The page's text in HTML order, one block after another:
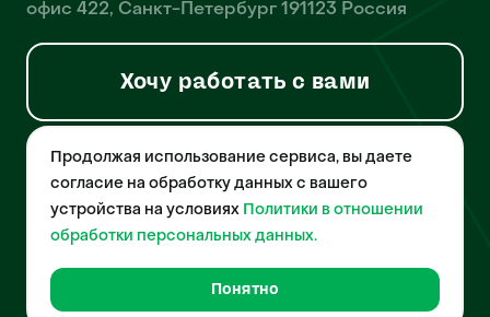
офис 422, Санкт-Петербург 191123 Россия
Хочу работать с вами
© 2026 Pet-Yes. ООО «Биржа домашних животных «Пет-Ес»
осуществляет деятельность в области информационных
технологий, деятельность по разработке и эксплуатации
собственного программного обеспечения, деятельность
порталов в информационно-коммуникационной сети Интернет и
домашних животных», свидетельство о регистрации
№2021612018 от 10 февраля 2021 года.
Продолжая использование сервиса, вы даете
согласие на обработку данных с вашего
устройства на условиях Политики в отношении
обработки персональных данных.
Понятно